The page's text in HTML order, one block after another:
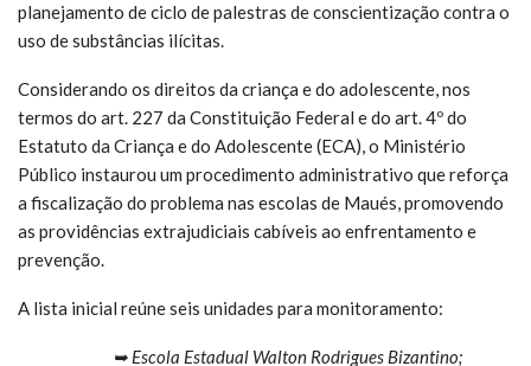
planejamento de ciclo de palestras de conscientização contra o
uso de substâncias ilícitas.
Considerando os direitos da criança e do adolescente, nos
termos do art. 227 da Constituição Federal e do art. 4º do
Estatuto da Criança e do Adolescente (ECA), o Ministério
Público instaurou um procedimento administrativo que reforça
a fiscalização do problema nas escolas de Maués, promovendo
as providências extrajudiciais cabíveis ao enfrentamento e
prevenção.
A lista inicial reúne seis unidades para monitoramento:
➥ Escola Estadual Walton Rodrigues Bizantino;